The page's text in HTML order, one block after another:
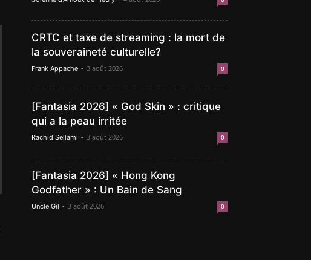
CRTC et taxe de streaming : la mort de
la souveraineté culturelle?
Frank Appache - 3 août 2026 0
[Fantasia 2026] « God Skin » : critique
qui a la peau irritée
Rachid Sellami - 3 août 2026 0
[Fantasia 2026] « Hong Kong
Godfather » : Un Bain de Sang
Uncle Gil - 3 août 2026 0